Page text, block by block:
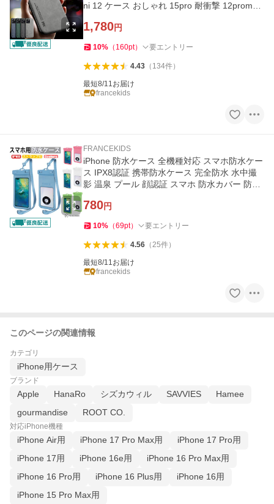
ni 12 ケース おしゃれ 15pro 耐衝撃 12promax
1,780円
10% （ 160pt） 要エントリー
4.43（ 134件）
最短8/11お届け
francekids
FRANCEKIDS
iPhone 防水ケース 全機種対応 スマホ防水ケー
ス IPX8認証 携帯防水ケース 完全防水 水中撮
影 温泉 プール 顔認証 スマホ 防水カバー 防水
780円
10% （69pt） 要エントリー
4.56（25件）
最短8/11お届け
francekids
このページの関連情報
カテゴリ
iPhone用ケース
ブランド
Apple HanaRo シズカウィル SAVVIES
Hamee
gourmandise
ROOT CO.
対応iPhone機種
iPhone Air用 iPhone 17 Pro Max用
iPhone 17 Pro用
iPhone 17用
iPhone 16e用
iPhone 16 Pro Max用
iPhone 16 Pro用
iPhone 16 Plus用
iPhone 16用
iPhone 15 Pro Max用